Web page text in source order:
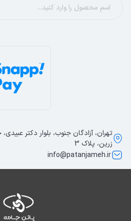
طراحی این دامن زنانه به‌گونه‌ای
برش آزاد و قد بلند دامن، راحتی
مناسب چه کسانی و چه فصلی؟
این دامن برای تمامی خانم‌هایی که
راحت هستند مناسب است. رنگ زغالی
خانم‌های جوان و بزرگسال به یک
پاییز بیشترین کاربرد را دارد، اما با
زمستان هم از آن استفاده کرد.
تهران، آزادگان جنوب، بلوار دکتر
زرین، پلاک 3
info@patanjameh.ir